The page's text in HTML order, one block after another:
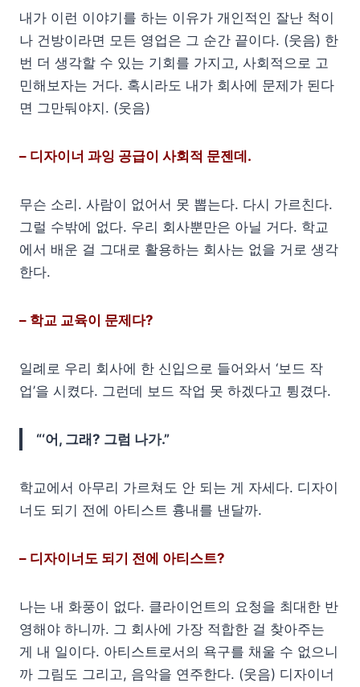
내가 이런 이야기를 하는 이유가 개인적인 잘난 척이
나 건방이라면 모든 영업은 그 순간 끝이다. (웃음) 한
번 더 생각할 수 있는 기회를 가지고, 사회적으로 고
민해보자는 거다. 혹시라도 내가 회사에 문제가 된다
면 그만둬야지. (웃음)
– 디자이너 과잉 공급이 사회적 문젠데.
무슨 소리. 사람이 없어서 못 뽑는다. 다시 가르친다.
그럴 수밖에 없다. 우리 회사뿐만은 아닐 거다. 학교
에서 배운 걸 그대로 활용하는 회사는 없을 거로 생각
한다.
– 학교 교육이 문제다?
일례로 우리 회사에 한 신입으로 들어와서 ‘보드 작
업’을 시켰다. 그런데 보드 작업 못 하겠다고 튕겼다.
“‘어, 그래? 그럼 나가.”
학교에서 아무리 가르쳐도 안 되는 게 자세다. 디자이
너도 되기 전에 아티스트 흉내를 낸달까.
– 디자이너도 되기 전에 아티스트?
나는 내 화풍이 없다. 클라이언트의 요청을 최대한 반
영해야 하니까. 그 회사에 가장 적합한 걸 찾아주는
게 내 일이다. 아티스트로서의 욕구를 채울 수 없으니
까 그림도 그리고, 음악을 연주한다. (웃음) 디자이너